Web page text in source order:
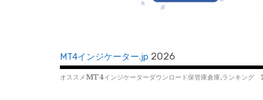
MT4インジケーター.jp 2026
オススメMT4インジケーターダウンロード保管庫倉庫,ランキン